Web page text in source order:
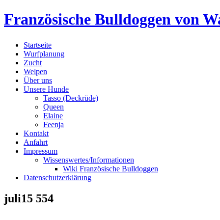
Skip
to
Französische Bulldoggen von
Startseite
Wurfplanung
Zucht
Welpen
Über uns
Unsere Hunde
Tasso (Deckrüde)
Queen
Elaine
Feenja
Kontakt
Anfahrt
Impressum
Wissenswertes/Informationen
Wiki Französische Bulldoggen
Datenschutzerklärung
juli15 554